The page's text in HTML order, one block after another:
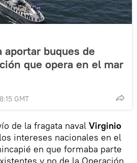
buques de
que opera en el mar
GMT
de la fragata naval Virginio
intereses nacionales en el
en que formaba parte
y no de la Operación